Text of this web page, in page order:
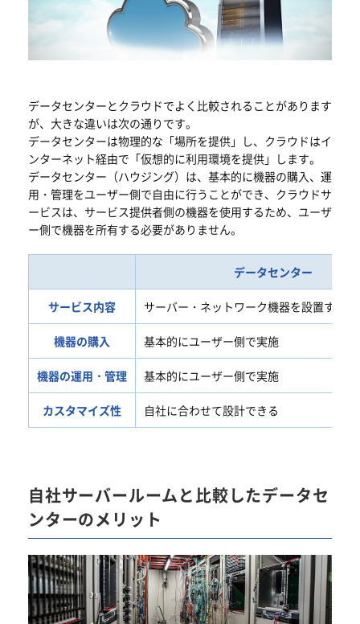
データセンターとクラウドでよく比較されることがあります
が、大きな違いは次の通りです。
データセンターは物理的な「場所を提供」し、クラウドはイ
ンターネット経由で「仮想的に利用環境を提供」します。
データセンター（ハウジング）は、基本的に機器の購入、運
用・管理をユーザー側で自由に行うことができ、クラウドサ
ービスは、サービス提供者側の機器を使用するため、ユーザ
ー側で機器を所有する必要がありません。
データセンター
サービス内容 サーバー・ネットワーク機器を設置する
機器の購入 基本的にユーザー側で実施
機器の運用・管理 基本的にユーザー側で実施
カスタマイズ性 自社に合わせて設計できる
自社サーバールームと比較したデータセ
ンターのメリット